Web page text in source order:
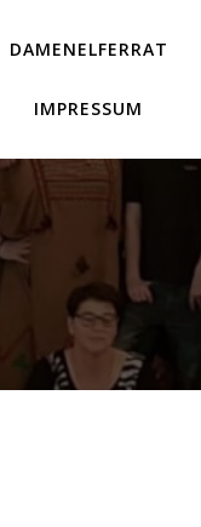
DAMENELFERRAT
IMPRESSUM